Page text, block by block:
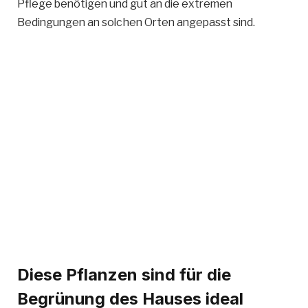
Pflege benötigen und gut an die extremen
Bedingungen an solchen Orten angepasst sind.
Diese Pflanzen sind für die
Begrünung des Hauses ideal